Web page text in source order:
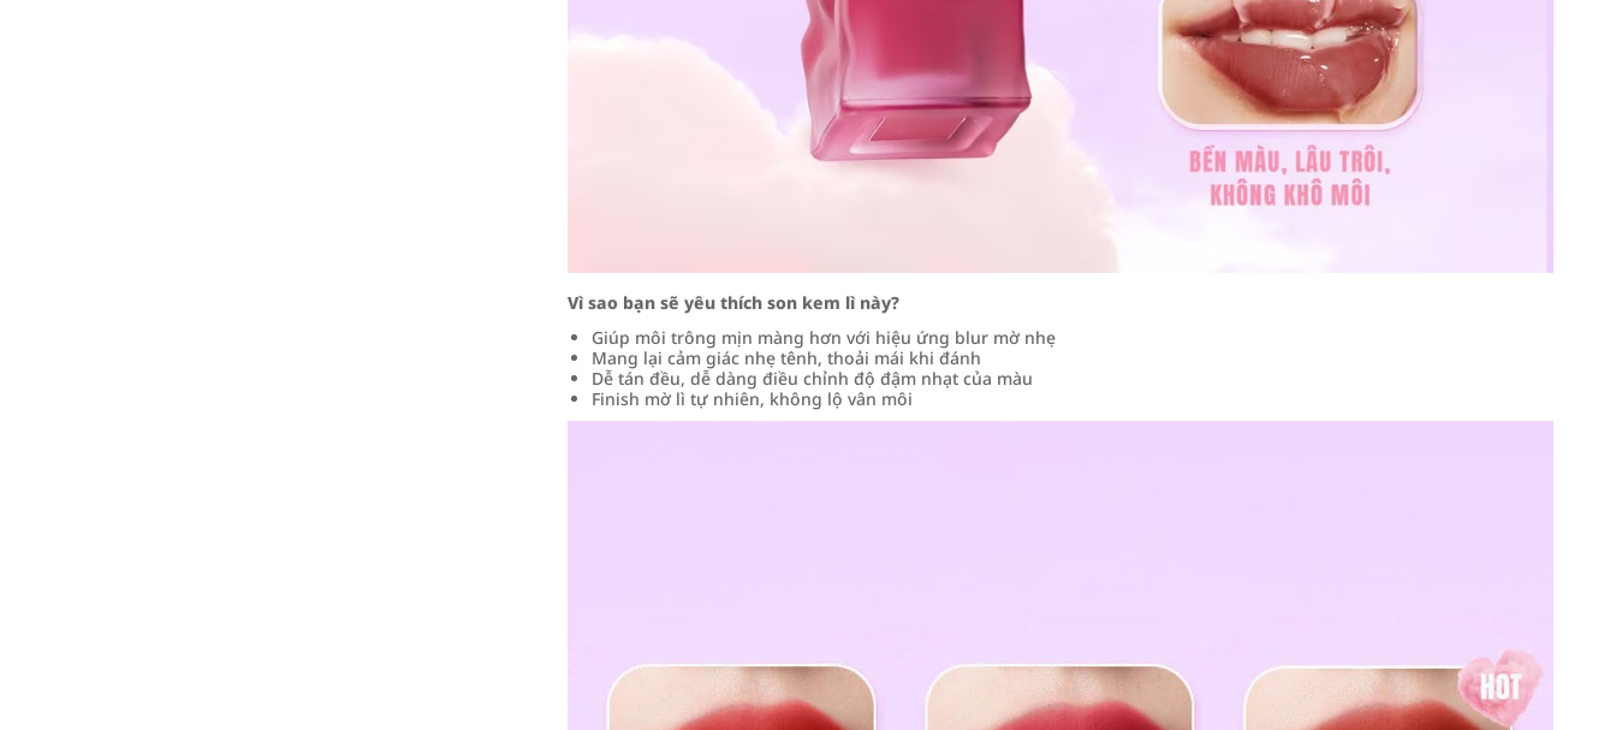
Vì sao bạn sẽ yêu thích son kem lì này?
Giúp môi trông mịn màng hơn với hiệu ứng blur mờ nhẹ
Mang lại cảm giác nhẹ tênh, thoải mái khi đánh
Dễ tán đều, dễ dàng điều chỉnh độ đậm nhạt của màu
Finish mờ lì tự nhiên, không lộ vân môi